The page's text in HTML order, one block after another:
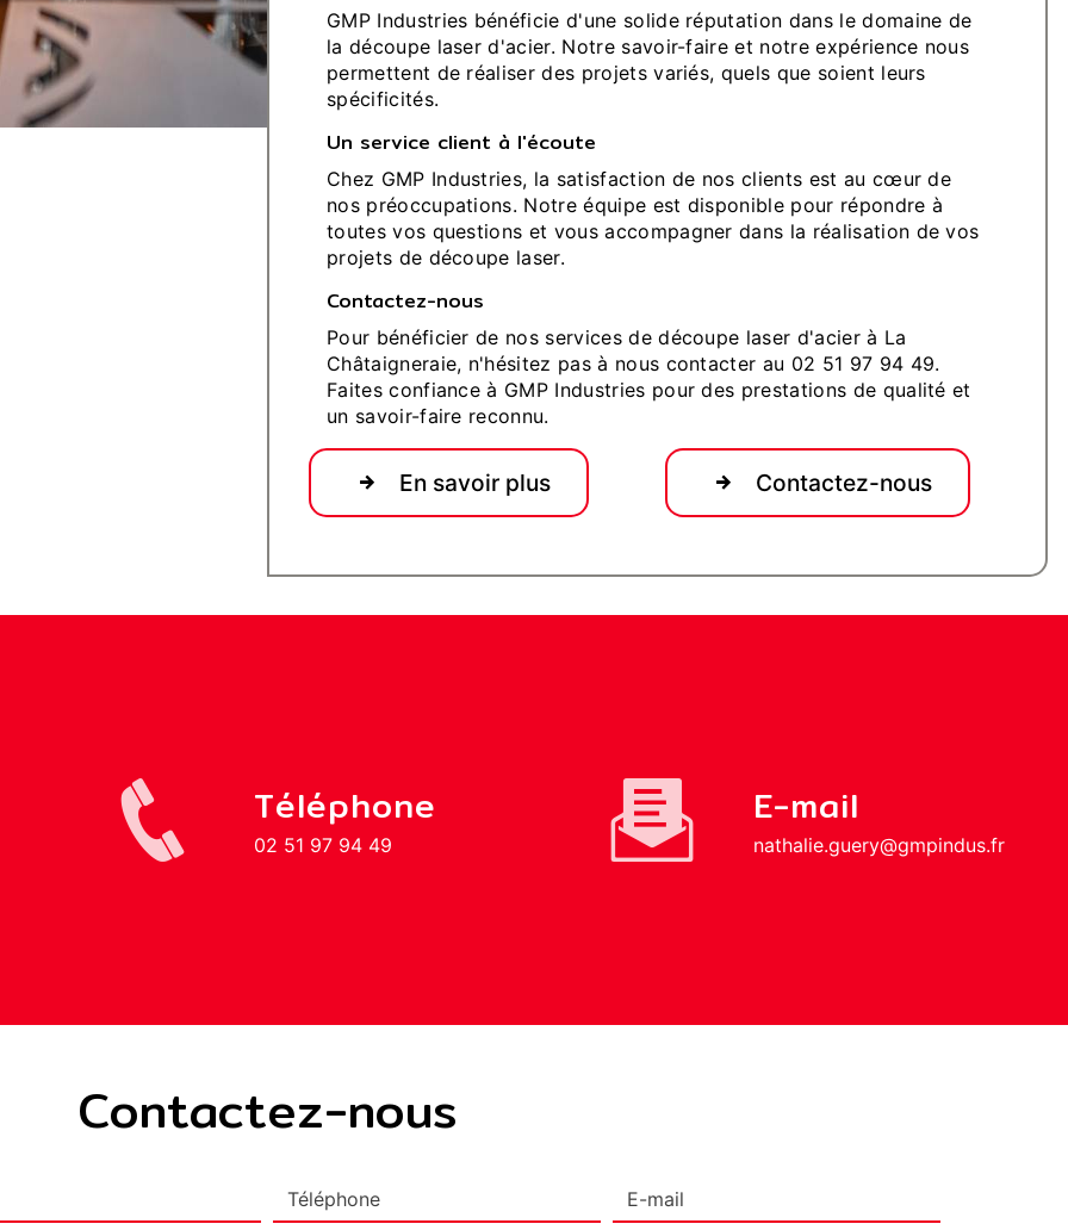
GMP Industries bénéficie d'une solide réputation dans le domaine de
la découpe laser d'acier. Notre savoir-faire et notre expérience nous
permettent de réaliser des projets variés, quels que soient leurs
spécificités.
Un service client à l'écoute
Chez GMP Industries, la satisfaction de nos clients est au cœur de
nos préoccupations. Notre équipe est disponible pour répondre à
toutes vos questions et vous accompagner dans la réalisation de vos
projets de découpe laser.
Contactez-nous
Pour bénéficier de nos services de découpe laser d'acier à La
Châtaigneraie, n'hésitez pas à nous contacter au 02 51 97 94 49.
Faites confiance à GMP Industries pour des prestations de qualité et
un savoir-faire reconnu.
En savoir plus Contactez-nous
Téléphone
02 51 97 94 49
E-mail
nathalie.guery@gmpindus.fr
Contactez-nous